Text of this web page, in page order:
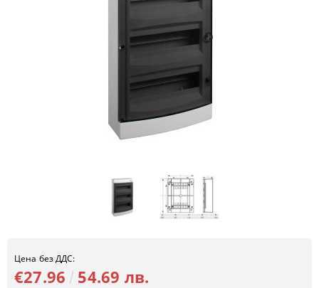
Цена без ДДС:
€27.96 54.69 лв.